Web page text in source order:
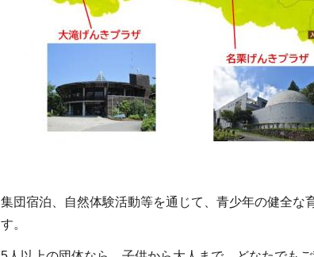
集団宿泊、自然体験活動等を通じて、青少年の健全
す。